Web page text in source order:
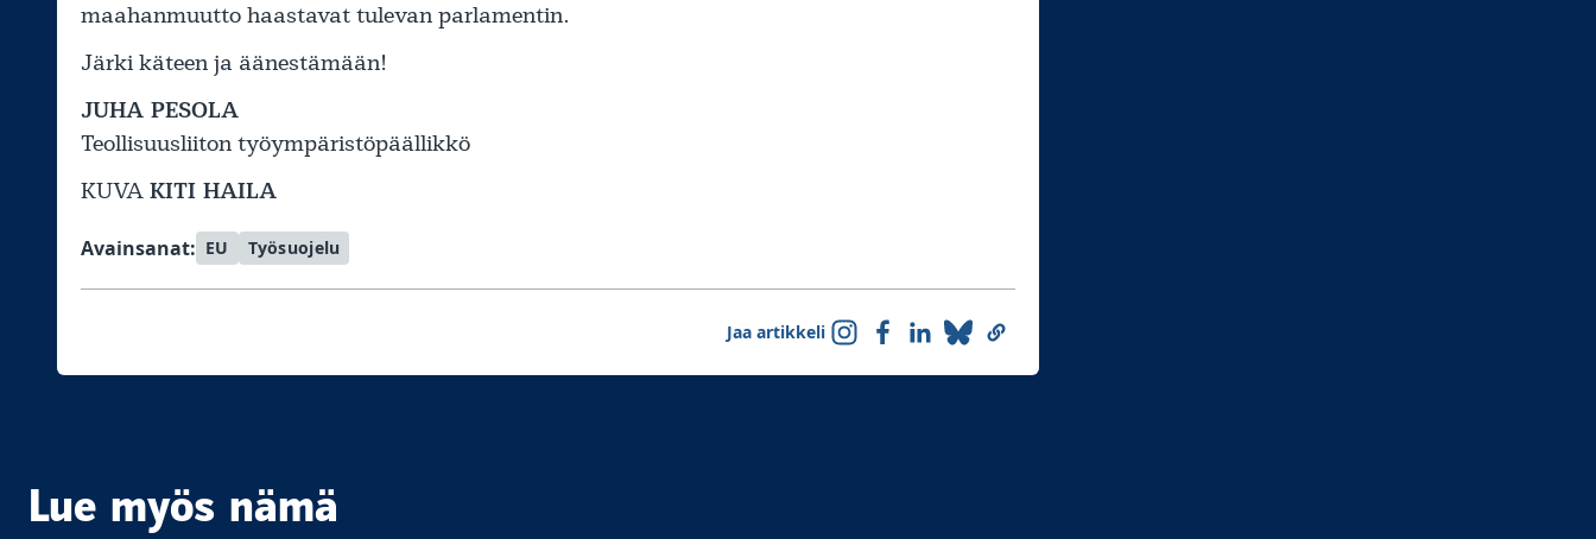
maahanmuutto haastavat tulevan parlamentin.
Järki käteen ja äänestämään!
JUHA PESOLA
Teollisuusliiton työympäristöpäällikkö
KUVA KITI HAILA
Avainsanat: EU Työsuojelu
Jaa artikkeli
Lue myös nämä